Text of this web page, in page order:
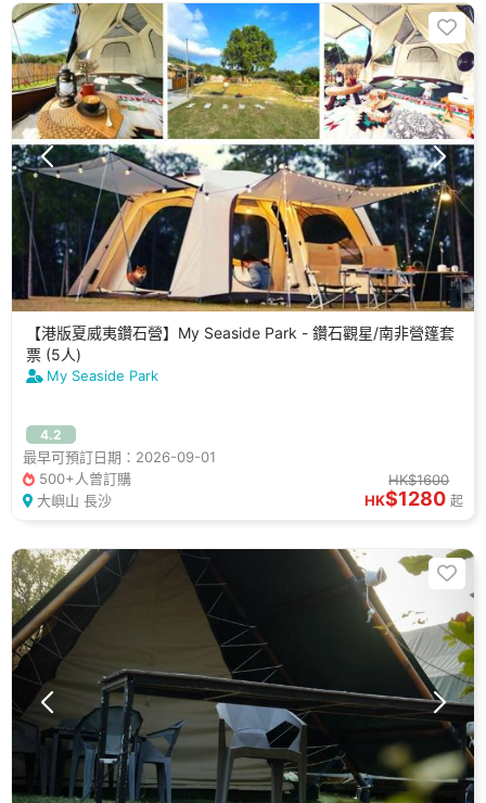
【港版夏威夷鑽石營】My Seaside Park - 鑽石觀星/南非營篷套
票 (5人)
My Seaside Park
4.2
最早可預訂日期：2026-09-01
500+人曾訂購
大嶼山 長沙
HK$1600
HK$1280 起